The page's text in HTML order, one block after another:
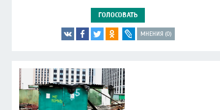
ГОЛОСОВАТЬ
МНЕНИЯ (0)